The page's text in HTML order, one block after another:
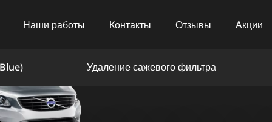
Наши работы Контакты Отзывы Акции
Удаление сажевого фильтра